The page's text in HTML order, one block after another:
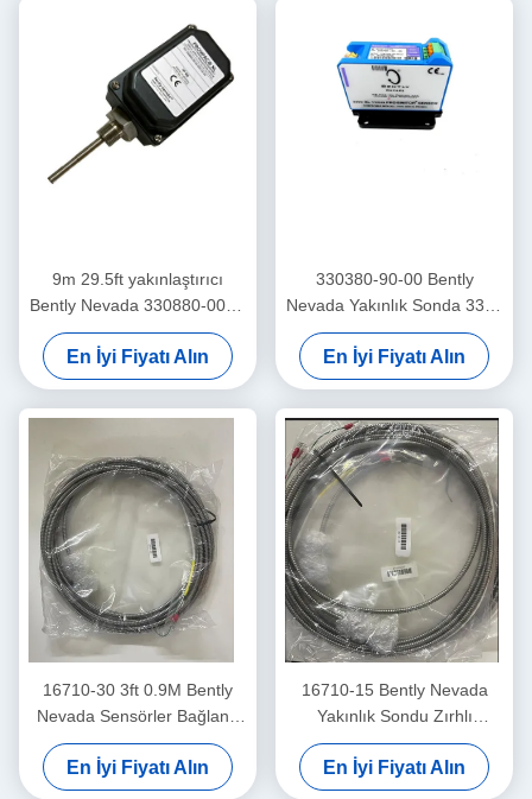
9m 29.5ft yakınlaştırıcı
Bently Nevada 330880-00-0-
0-03-02 PROXPAC Yakınlık
Transducer Montajı
En İyi Fiyatı Alın
330380-90-00 Bently
Nevada Yakınlık Sonda 3300
XL Yüksek Sıcaklık Yakınlık
Sensörü
En İyi Fiyatı Alın
16710-30 3ft 0.9M Bently
Nevada Sensörler Bağlantı
Kablosu
En İyi Fiyatı Alın
16710-15 Bently Nevada
Yakınlık Sondu Zırhlı
Bağlantı Kablosu -15 - C
En İyi Fiyatı Alın